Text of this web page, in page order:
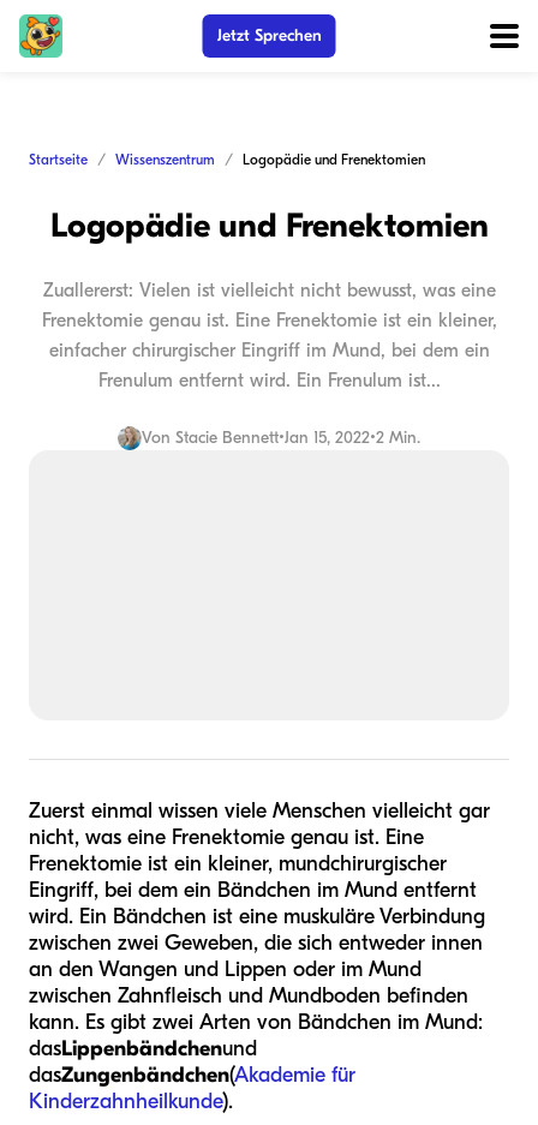
Jetzt Sprechen
Startseite Wissenszentrum Logopädie und Frenektomien
Logopädie und Frenektomien
Zuallererst: Vielen ist vielleicht nicht bewusst, was eine
Frenektomie genau ist. Eine Frenektomie ist ein kleiner,
einfacher chirurgischer Eingriff im Mund, bei dem ein
Frenulum entfernt wird. Ein Frenulum ist...
Von Stacie Bennett•Jan 15, 2022•2 Min.
Zuerst einmal wissen viele Menschen vielleicht gar
nicht, was eine Frenektomie genau ist. Eine
Frenektomie ist ein kleiner, mundchirurgischer
Eingriff, bei dem ein Bändchen im Mund entfernt
wird. Ein Bändchen ist eine muskuläre Verbindung
zwischen zwei Geweben, die sich entweder innen
an den Wangen und Lippen oder im Mund
zwischen Zahnfleisch und Mundboden befinden
kann. Es gibt zwei Arten von Bändchen im Mund:
dasLippenbändchenund
dasZungenbändchen(Akademie für
Kinderzahnheilkunde).